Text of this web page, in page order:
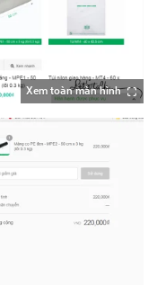
Xem toàn màn hình